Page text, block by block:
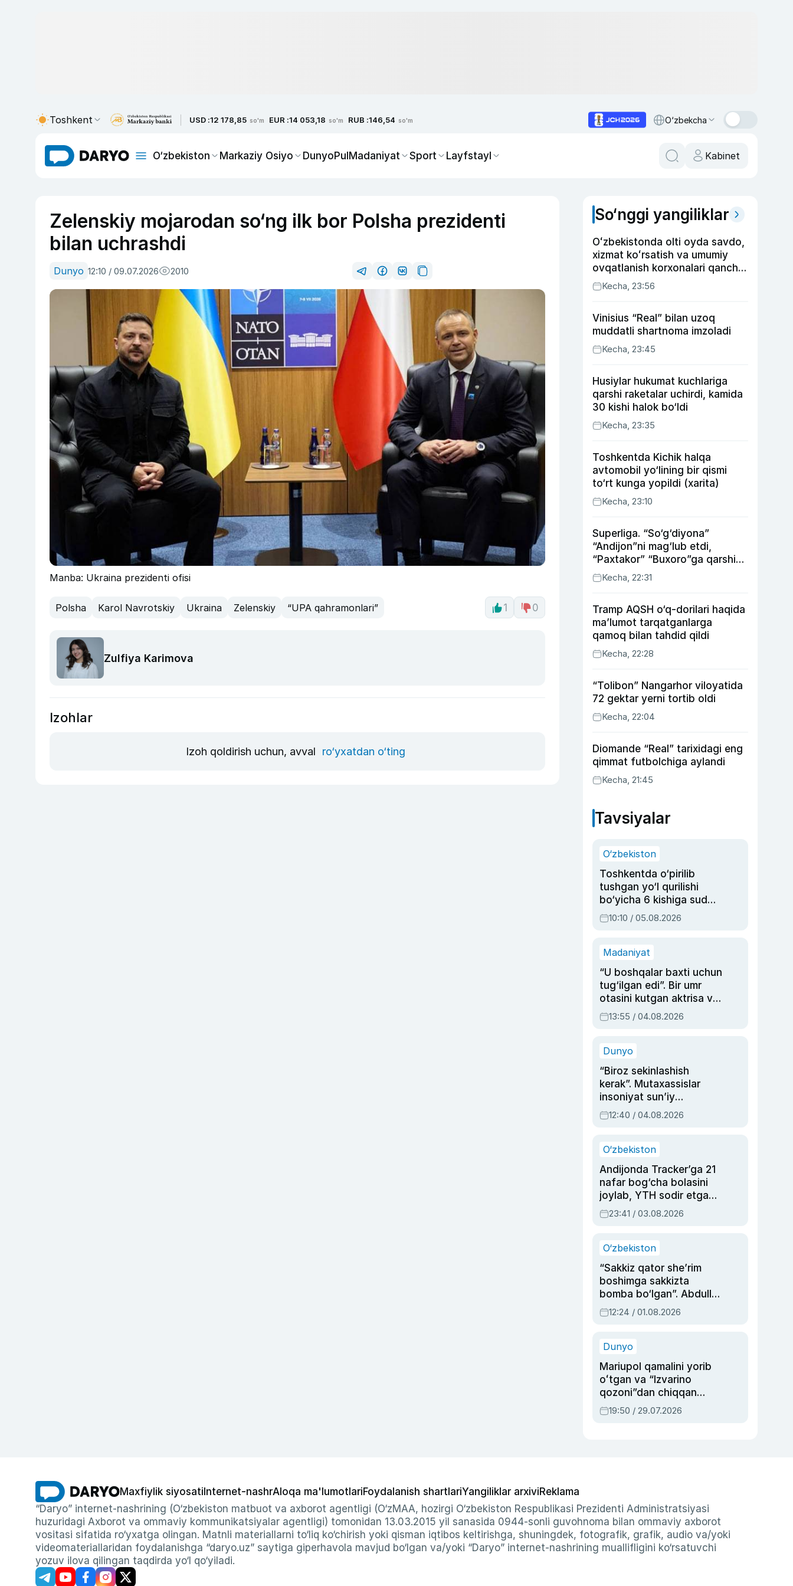
Toshkent USD :12 178,85 so'm EUR :14 053,18 so'm RUB :146,54 so'm O‘zbekcha
O‘zbekiston Markaziy Osiyo DunyoPulMadaniyat Sport Layfstayl Kabinet
Zelenskiy mojarodan so‘ng ilk bor Polsha prezidenti
bilan uchrashdi
Dunyo 12:10 / 09.07.2026 2010
Manba: Ukraina prezidenti ofisi
Polsha Karol Navrotskiy Ukraina Zelenskiy “UPA qahramonlari” 1 0
Zulfiya Karimova
Izohlar
Izoh qoldirish uchun, avval ro‘yxatdan o‘ting
So‘nggi yangiliklar
Oʻzbekistonda olti oyda savdo,
xizmat koʻrsatish va umumiy
ovqatlanish korxonalari qancha
soliq toʻlagani ochiqlandi
Kecha, 23:56
Vinisius “Real” bilan uzoq
muddatli shartnoma imzoladi
Kecha, 23:45
Husiylar hukumat kuchlariga
qarshi raketalar uchirdi, kamida
30 kishi halok bo‘ldi
Kecha, 23:35
Toshkentda Kichik halqa
avtomobil yo‘lining bir qismi
to‘rt kunga yopildi (xarita)
Kecha, 23:10
Superliga. “So‘g‘diyona”
“Andijon”ni mag‘lub etdi,
“Paxtakor” “Buxoro”ga qarshi
bahsda g‘alabani qo‘ldan
chiqardi
Kecha, 22:31
Tramp AQSH o‘q-dorilari haqida
ma’lumot tarqatganlarga
qamoq bilan tahdid qildi
Kecha, 22:28
“Tolibon” Nangarhor viloyatida
72 gektar yerni tortib oldi
Kecha, 22:04
Diomande “Real” tarixidagi eng
qimmat futbolchiga aylandi
Kecha, 21:45
Tavsiyalar
O‘zbekiston
Toshkentda o‘pirilib
tushgan yo‘l qurilishi
bo‘yicha 6 kishiga sud
hukmi o‘qildi
10:10 / 05.08.2026
Madaniyat
“U boshqalar baxti uchun
tug‘ilgan edi”. Bir umr
otasini kutgan aktrisa va
dublyaj ustasi Rimma
Ahmedovaning
13:55 / 04.08.2026
Dunyo
“Biroz sekinlashish
kerak”. Mutaxassislar
insoniyat sun’iy
intellektni boshqara
olmay qolishidan xavotir
12:40 / 04.08.2026
O‘zbekiston
Andijonda Tracker’ga 21
nafar bog‘cha bolasini
joylab, YTH sodir etgan
ayolga sud hukmi o‘qildi
23:41 / 03.08.2026
O‘zbekiston
“Sakkiz qator she’rim
boshimga sakkizta
bomba bo‘lgan”. Abdulla
Oripovni siyosiy
ayblovlardan asrab
12:24 / 01.08.2026
Dunyo
Mariupol qamalini yorib
oʻtgan va “Izvarino
qozoni”dan chiqqan
qahramon — Ukraina
armiyasi bosh
19:50 / 29.07.2026
Maxfiylik siyosati Internet-nashrAloqa ma'lumotlariFoydalanish shartlariYangiliklar arxiviReklama
“Daryo” internet-nashrining (O‘zbekiston matbuot va axborot agentligi (O‘zMAA, hozirgi O‘zbekiston Respublikasi Prezidenti Administratsiyasi
huzuridagi Axborot va ommaviy kommunikatsiyalar agentligi) tomonidan 13.03.2015 yil sanasida 0944-sonli guvohnoma bilan ommaviy axborot
vositasi sifatida ro‘yxatga olingan. Matnli materiallarni to‘liq ko‘chirish yoki qisman iqtibos keltirishga, shuningdek, fotografik, grafik, audio va/yoki
videomateriallaridan foydalanishga “daryo.uz” saytiga giperhavola mavjud bo‘lgan va/yoki “Daryo” internet-nashrining muallifligini ko‘rsatuvchi
yozuv ilova qilingan taqdirda yo‘l qo‘yiladi.